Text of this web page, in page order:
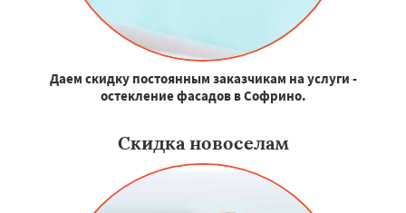
Даем скидку постоянным заказчикам на услуги -
остекление фасадов в Софрино.
Скидка новоселам